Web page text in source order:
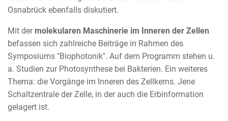
Osnabrück ebenfalls diskutiert.
Mit der molekularen Maschinerie im Inneren der Zellen
befassen sich zahlreiche Beiträge in Rahmen des
Symposiums "Biophotonik". Auf dem Programm stehen u.
a. Studien zur Photosynthese bei Bakterien. Ein weiteres
Thema: die Vorgänge im Inneren des Zellkerns. Jene
Schaltzentrale der Zelle, in der auch die Erbinformation
gelagert ist.